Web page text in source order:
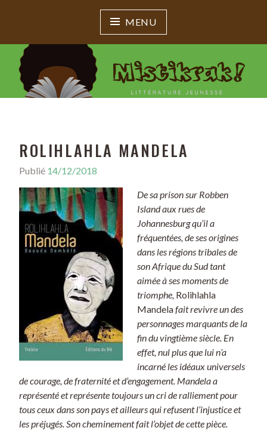
MENU
MISTIKRAK !
Littérature jeunesse
ROLIHLAHLA MANDELA
Publié 14/12/2018
De sa prison sur Robben
Island aux rues de
Johannesburg qu’il a
fréquentées, de ses origines
dans les régions tribales de
son Afrique du Sud tant
aimée à ses moments de
triomphe, Rolihlahla
Mandelafait revivre un des
personnages marquants de la
fin du vingtième siècle. En
effet, nul plus que lui n’a
incarné les idéaux universels
de courage, de fraternité et d’engagement. Mandela a
représenté et représente toujours un cri de ralliement pour
tous ceux dans son pays et ailleurs qui refusent l’injustice et
les préjugés. Son cheminement fait l’objet de cette pièce.